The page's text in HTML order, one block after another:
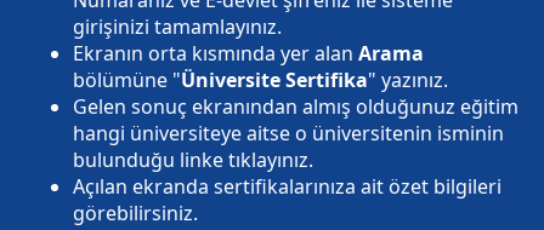
girişinizi tamamlayınız.
Ekranın orta kısmında yer alan Arama
bölümüne "Üniversite Sertifika" yazınız.
Gelen sonuç ekranından almış olduğunuz eğitim
hangi üniversiteye aitse o üniversitenin isminin
bulunduğu linke tıklayınız.
Açılan ekranda sertifikalarınıza ait özet bilgileri
görebilirsiniz.